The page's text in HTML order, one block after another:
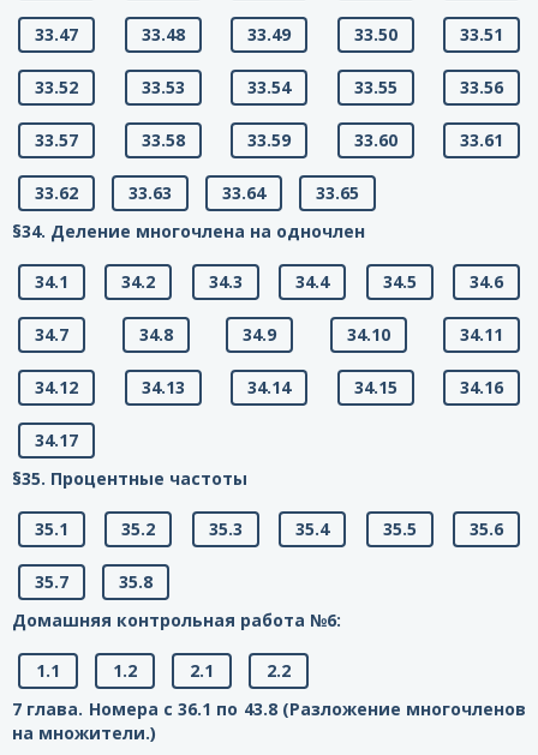
33.47 33.48 33.49 33.50 33.51
33.52 33.53 33.54 33.55 33.56
33.57 33.58 33.59 33.60 33.61
33.62 33.63 33.64
33.65
§34. Деление многочлена на одночлен
34.1 34.2 34.3 34.4 34.5 34.6
34.7 34.8 34.9 34.10 34.11
34.12 34.13 34.14 34.15 34.16
34.17
§35. Процентные частоты
35.1 35.2 35.3 35.4 35.5 35.6
35.7
35.8
Домашняя контрольная работа №6:
1.1 1.2 2.1
2.2
7 глава. Номера с 36.1 по 43.8 (Разложение многочленов
на множители.)